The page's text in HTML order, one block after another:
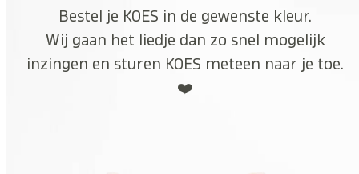
Bestel je KOES in de gewenste kleur.
Wij gaan het liedje dan zo snel mogelijk
inzingen en sturen KOES meteen naar je toe.
❤️